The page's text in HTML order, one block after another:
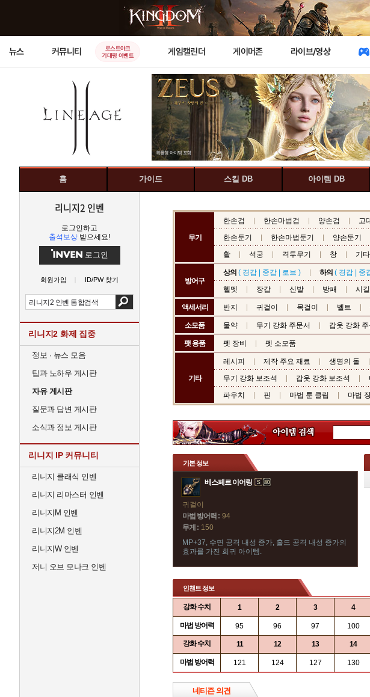
뉴스 커뮤니티
로스트아크
기대평 이벤트
게임캘린더 게이머존 라이브/영상
홈 가이드 스킬 DB 아이템 DB
리니지2 인벤
로그인하고
출석보상 받으세요!
로그인
회원가입 ID/PW 찾기
리니지2 화제 집중
정보 · 뉴스 모음
팁과 노하우 게시판
자유 게시판
질문과 답변 게시판
소식과 정보 게시판
리니지 IP 커뮤니티
리니지 클래식 인벤
리니지 리마스터 인벤
리니지M 인벤
리니지2M 인벤
리니지W 인벤
저니 오브 모나크 인벤
무기
한손검 한손마법검 양손검 고
한손둔기
한손마법둔기 양손둔기
활
석궁 격투무기 창 기
방어구
상의 ( 경갑 중갑 로브 ) 하의 ( 경갑 중
헬멧
장갑 신발 방패 시길
액세서리 반지 귀걸이 목걸이 벨트
소모품 물약 무기 강화 주문서 갑옷 강화 주
팻 용품 펫 장비 펫 소모품
기타
레시피 제작 주요 재료 생명의 돌
무기 강화 보조석
갑옷 강화 보조석
파우치
핀 마법 룬 클립 마법
기본 정보
베스페르 이어링
귀걸이
마법 방어력 : 94
무게 : 150
MP+37, 수면 공격 내성 증가, 홀드 공격 내성 증가의
효과를 가진 희귀 아이템.
인챈트 정보
강화 수치 1 2 3 4
마법 방어력 95 96 97 100
강화 수치 11 12 13 14
마법 방어력 121 124 127 130
네티즌 의견